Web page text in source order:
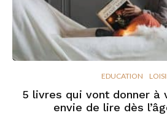
EDUCATION
5 livres qui vont donner à
envie de lire dès